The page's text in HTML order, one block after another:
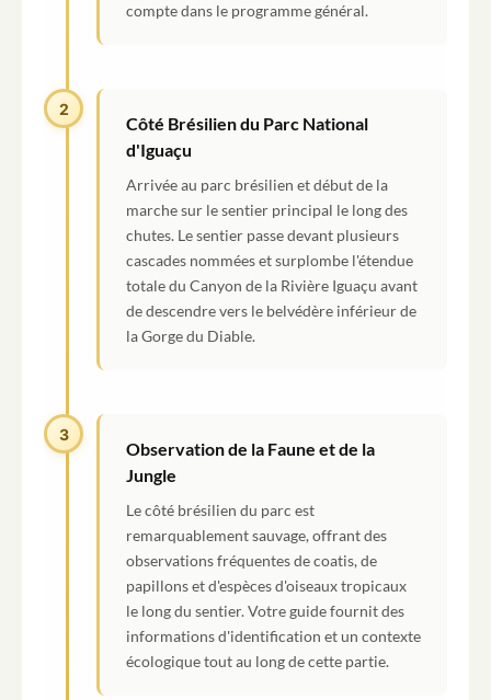
compte dans le programme général.
2
Côté Brésilien du Parc National
d'Iguaçu
Arrivée au parc brésilien et début de la
marche sur le sentier principal le long des
chutes. Le sentier passe devant plusieurs
cascades nommées et surplombe l'étendue
totale du Canyon de la Rivière Iguaçu avant
de descendre vers le belvédère inférieur de
la Gorge du Diable.
3
Observation de la Faune et de la
Jungle
Le côté brésilien du parc est
remarquablement sauvage, offrant des
observations fréquentes de coatis, de
papillons et d'espèces d'oiseaux tropicaux
le long du sentier. Votre guide fournit des
informations d'identification et un contexte
écologique tout au long de cette partie.